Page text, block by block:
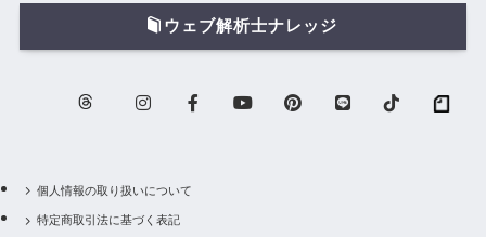
ウェブ解析士ナレッジ
個人情報の取り扱いについて
特定商取引法に基づく表記